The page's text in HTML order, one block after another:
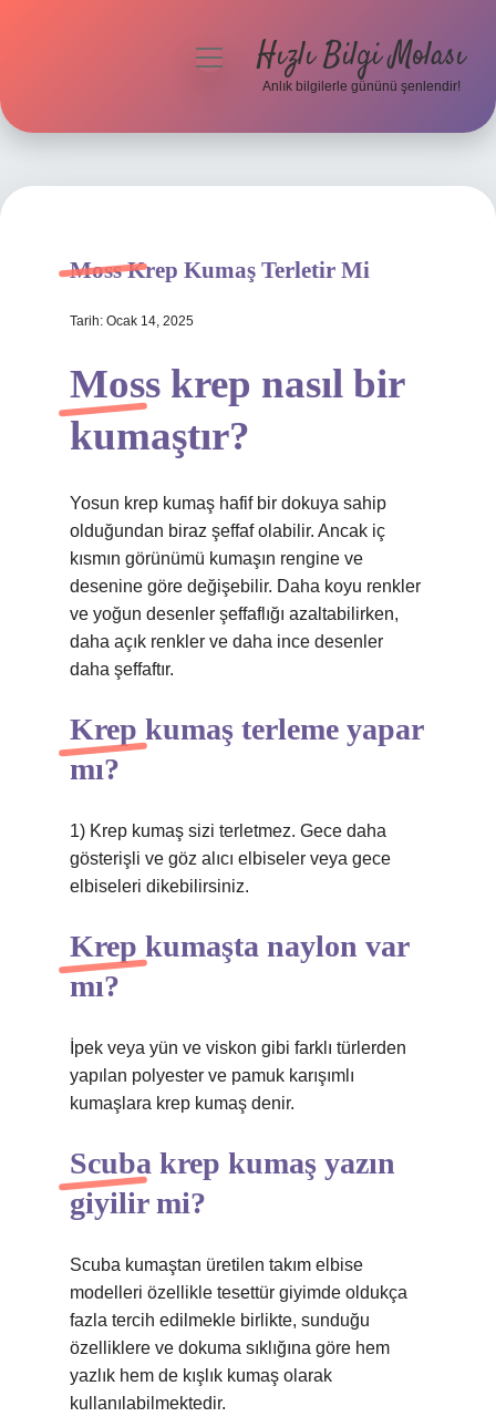
Hakkımızda
menüyüHızlı Bilgi Molası
Anlık bilgilerle gününü şenlendir!
Moss Krep Kumaş Terletir Mi
Tarih: Ocak 14, 2025
Moss krep nasıl bir
kumaştır?
Yosun krep kumaş hafif bir dokuya sahip
olduğundan biraz şeffaf olabilir. Ancak iç
kısmın görünümü kumaşın rengine ve
desenine göre değişebilir. Daha koyu renkler
ve yoğun desenler şeffaflığı azaltabilirken,
daha açık renkler ve daha ince desenler
daha şeffaftır.
Krep kumaş terleme yapar
mı?
1) Krep kumaş sizi terletmez. Gece daha
gösterişli ve göz alıcı elbiseler veya gece
elbiseleri dikebilirsiniz.
Krep kumaşta naylon var
mı?
İpek veya yün ve viskon gibi farklı türlerden
yapılan polyester ve pamuk karışımlı
kumaşlara krep kumaş denir.
Scuba krep kumaş yazın
giyilir mi?
Scuba kumaştan üretilen takım elbise
modelleri özellikle tesettür giyimde oldukça
fazla tercih edilmekle birlikte, sunduğu
özelliklere ve dokuma sıklığına göre hem
yazlık hem de kışlık kumaş olarak
kullanılabilmektedir.